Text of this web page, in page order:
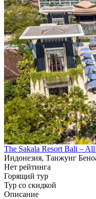
The Sakala Resort Bali – All
Индонезия, Танжунг
Нет рейтинга
Горящий тур
Тур со скидкой
Описание